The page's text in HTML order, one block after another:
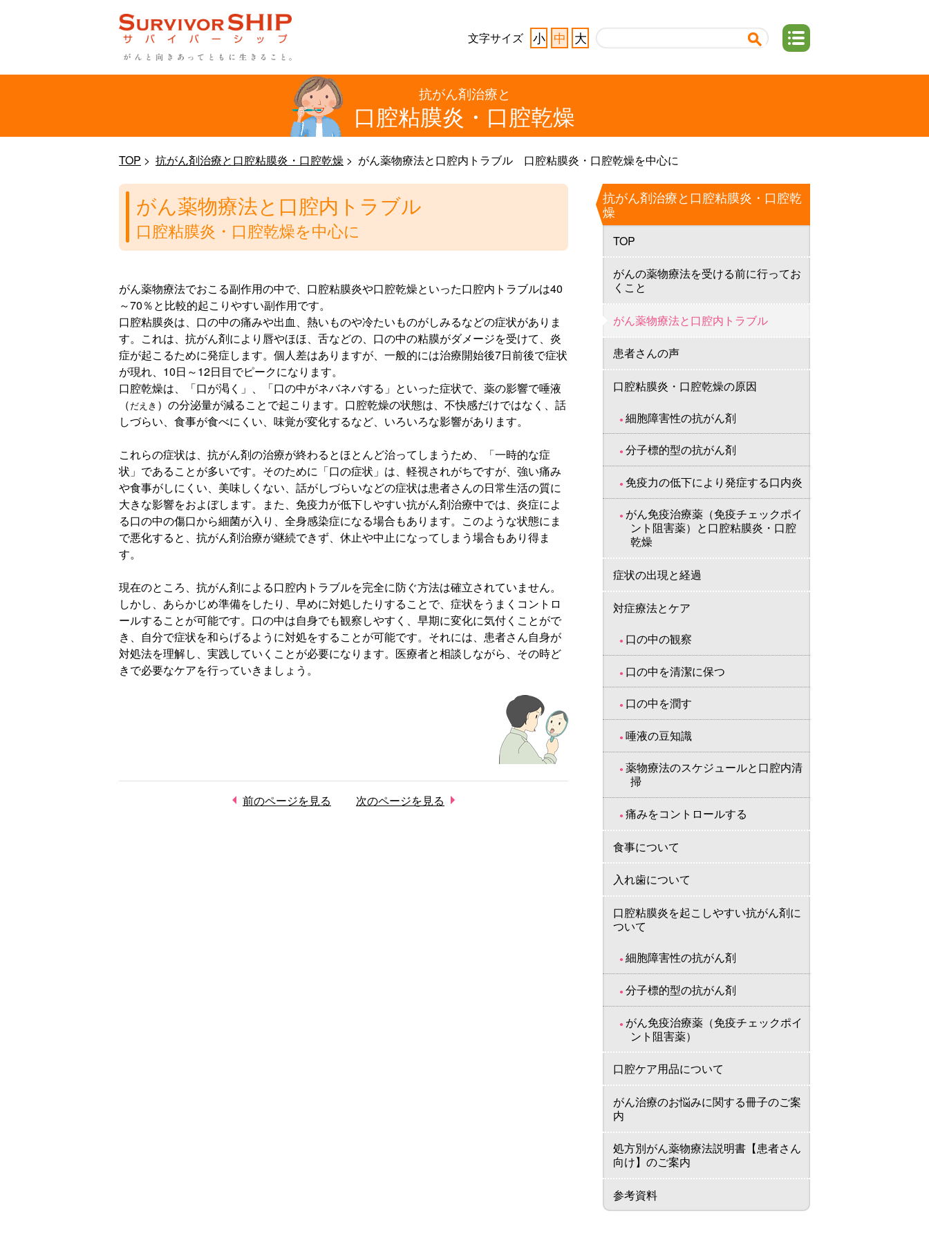
文字サイズ 小 中 大
抗がん剤治療と
口腔粘膜炎 ・口腔乾燥
TOP 抗がん剤治療と口腔粘膜炎・口腔乾燥 がん薬物療法と口腔内トラブル 口腔粘膜炎・口腔乾燥を中心に
がん薬物療法と口腔内トラブル
口腔粘膜炎・口腔乾燥を中心に
がん薬物療法でおこる副作用の中で、口腔粘膜炎や口腔乾燥といった口腔内トラブルは40
～70％と比較的起こりやすい副作用です。
口腔粘膜炎は、口の中の痛みや出血、熱いものや冷たいものがしみるなどの症状がありま
す。これは、抗がん剤により唇やほほ、舌などの、口の中の粘膜がダメージを受けて、炎
症が起こるために発症します。個人差はありますが、一般的には治療開始後7日前後で症状
が現れ、10日～12日目でピークになります。
口腔乾燥は、「口が渇く」、「口の中がネバネバする」といった症状で、薬の影響で唾液
（だえき ）の分泌量が減ることで起こります。口腔乾燥の状態は、不快感だけではなく、話
しづらい、食事が食べにくい、味覚が変化するなど、いろいろな影響があります。
これらの症状は、抗がん剤の治療が終わるとほとんど治ってしまうため、「一時的な症
状」であることが多いです。そのために「口の症状」は、軽視されがちですが、強い痛み
や食事がしにくい、美味しくない、話がしづらいなどの症状は患者さんの日常生活の質に
大きな影響をおよぼします。また、免疫力が低下しやすい抗がん剤治療中では、炎症によ
る口の中の傷口から細菌が入り、全身感染症になる場合もあります。このような状態にま
で悪化すると、抗がん剤治療が継続できず、休止や中止になってしまう場合もあり得ま
す。
現在のところ、抗がん剤による口腔内トラブルを完全に防ぐ方法は確立されていません。
しかし、あらかじめ準備をしたり、早めに対処したりすることで、症状をうまくコントロ
ールすることが可能です。口の中は自身でも観察しやすく、早期に変化に気付くことがで
き、自分で症状を和らげるように対処をすることが可能です。それには、患者さん自身が
対処法を理解し、実践していくことが必要になります。医療者と相談しながら、その時ど
きで必要なケアを行っていきましょう。
前のページを見る 次のページを見る
抗がん剤治療と口腔粘膜炎・口腔乾
燥
TOP
がんの薬物療法を受ける前に行ってお
くこと
がん薬物療法と口腔内トラブル
患者さんの声
口腔粘膜炎・口腔乾燥の原因
細胞障害性の抗がん剤
分子標的型の抗がん剤
免疫力の低下により発症する口内炎
がん免疫治療薬（免疫チェックポイ
ント阻害薬）と口腔粘膜炎・口腔
乾燥
症状の出現と経過
対症療法とケア
口の中の観察
口の中を清潔に保つ
口の中を潤す
唾液の豆知識
薬物療法のスケジュールと口腔内清
掃
痛みをコントロールする
食事について
入れ歯について
口腔粘膜炎を起こしやすい抗がん剤に
ついて
細胞障害性の抗がん剤
分子標的型の抗がん剤
がん免疫治療薬（免疫チェックポイ
ント阻害薬）
口腔ケア用品について
がん治療のお悩みに関する冊子のご案
内
処方別がん薬物療法説明書【患者さん
向け】のご案内
参考資料